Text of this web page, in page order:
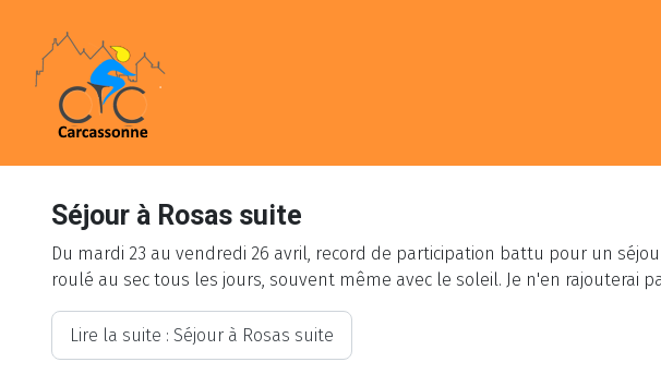
Séjour à Rosas suite
Du mardi 23 au vendredi 26 avril, record de participation battu pour un
roulé au sec tous les jours, souvent même avec le soleil. Je n'en rajouterai
Lire la suite : Séjour à Rosas suite